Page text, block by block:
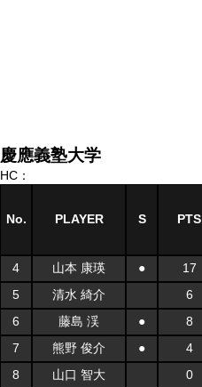
慶應義塾大学
HC：
No. PLAYER S PTS
4 山本 康瑛 ● 17
5
清水 綺介 6
6
藤島 渓 ● 8
7
熊野 俊介 ● 4
8
山口 智大 0